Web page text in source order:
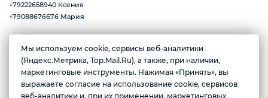
Замороженная ягода
Мороженое
+79222658940 Ксения
+79088676676 Мария
г. Тюмень, ул. Ю.Р.-Г. Эрвье, д.12к1
Ежедневно с 10:00 до 20:00
Мы используем cookie, сервисы веб-аналитики
(Яндекс.Метрика, Top.Mail.Ru), а также, при наличии,
маркетинговые инструменты. Нажимая «Принять», вы
выражаете согласие на использование cookie, сервисов
веб-аналитики и, при их применении, маркетинговых
Желаете подозвать сотрудника
Да Нет